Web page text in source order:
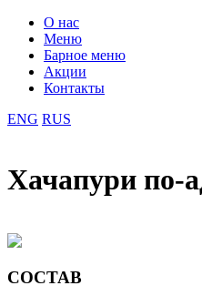
О нас
Меню
Барное меню
Акции
Контакты
ENG RUS
Хачапури по-
СОСТАВ